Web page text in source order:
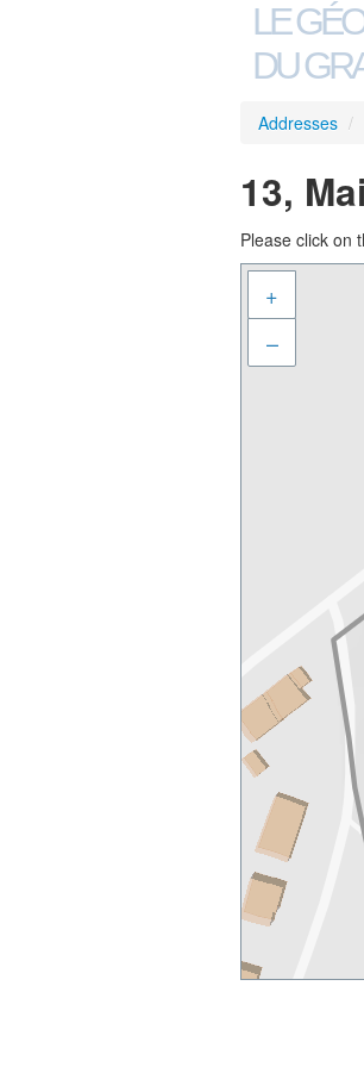
LE
DU
Addresses /
13,
Please click on
+
–